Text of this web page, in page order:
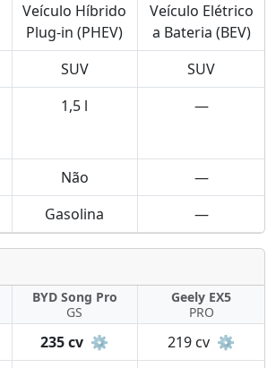
Veículo Híbrido
Plug-in (PHEV)
Veículo Elétrico
a Bateria (BEV)
SUV SUV
1,5 l —
Não —
Gasolina —
BYD Song Pro
GS
Geely EX5
PRO
235 cv ⚙️ 219 cv ⚙️